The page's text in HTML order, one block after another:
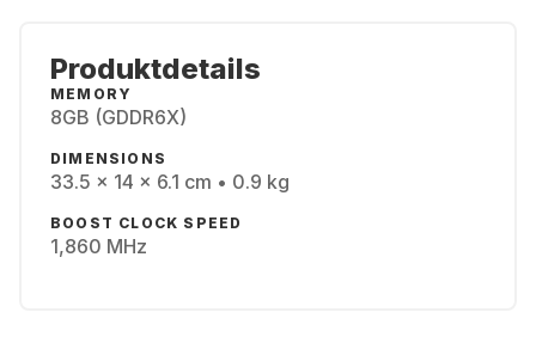
Produktdetails
MEMORY
8GB (GDDR6X)
DIMENSIONS
33.5 x 14 x 6.1 cm • 0.9 kg
BOOST CLOCK SPEED
1,860 MHz